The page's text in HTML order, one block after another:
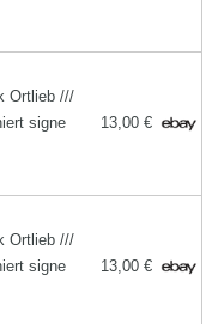
Ortlieb ///
signe
13,00 €
Ortlieb ///
signe
13,00 €